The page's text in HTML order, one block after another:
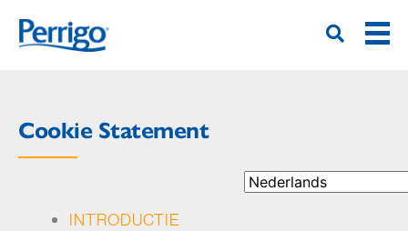
gaan
Cookie Statement
INTRODUCTIE